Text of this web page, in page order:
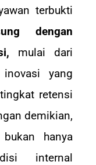
terbukti
dengan
mulai dari
inovasi yang
retensi
demikian,
hanya
internal